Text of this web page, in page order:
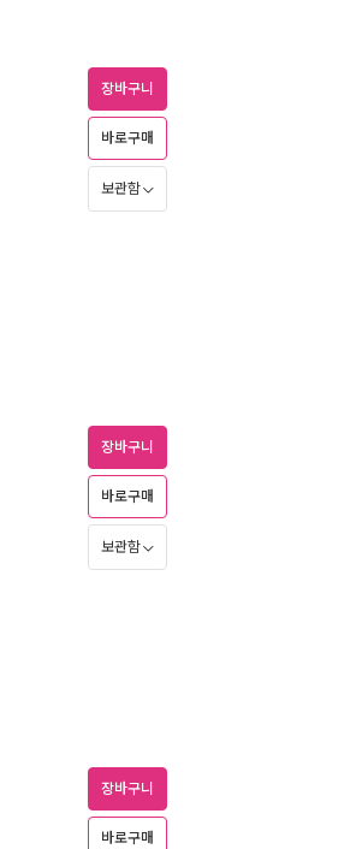
장바구니
바로구매
보관함
장바구니
바로구매
보관함
장바구니
바로구매